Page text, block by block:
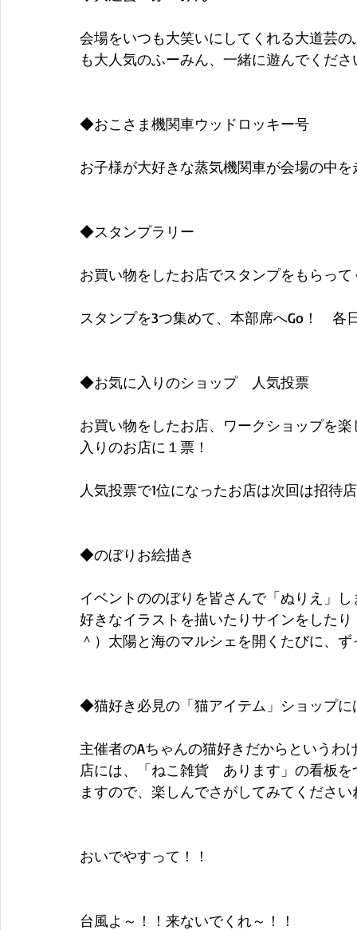
会場をいつも大笑いにしてくれる大道芸
も大人気のふーみん、一緒に遊んでくださ
◆おこさま機関車ウッドロッキー号
お子様が大好きな蒸気機関車が会場の中
◆スタンプラリー
お買い物をしたお店でスタンプをもらっ
スタンプを3つ集めて、本部席へGo！　各
◆お気に入りのショップ　人気投票
お買い物をしたお店、ワークショップを
入りのお店に１票！
人気投票で1位になったお店は次回は招待
◆のぼりお絵描き
イベントののぼりを皆さんで「ぬりえ」
好きなイラストを描いたりサインをした
＾）太陽と海のマルシェを開くたびに、
◆猫好き必見の「猫アイテム」ショップに
主催者のAちゃんの猫好きだからというわ
店には、「ねこ雑貨　あります」の看板
ますので、楽しんでさがしてみてください
おいでやすって！！
台風よ～！！来ないでくれ～！！